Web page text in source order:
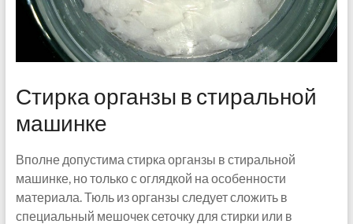
Стирка органзы в стиральной
машинке
Вполне допустима стирка органзы в стиральной
машинке, но только с оглядкой на особенности
материала. Тюль из органзы следует сложить в
специальный мешочек сеточку для стирки или в